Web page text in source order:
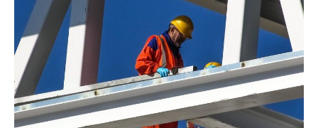
Kualifikasi
Tenaga
Kerja
Konstruksi
untuk
Pembuatan